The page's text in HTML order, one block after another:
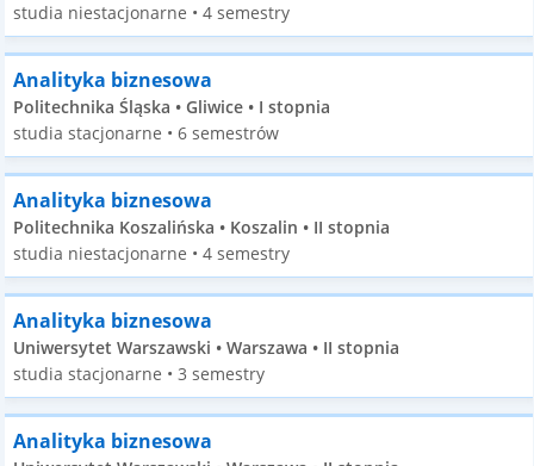
studia niestacjonarne • 4 semestry
Analityka biznesowa
Politechnika Śląska • Gliwice • I stopnia
studia stacjonarne • 6 semestrów
Analityka biznesowa
Politechnika Koszalińska • Koszalin • II stopnia
studia niestacjonarne • 4 semestry
Analityka biznesowa
Uniwersytet Warszawski • Warszawa • II stopnia
studia stacjonarne • 3 semestry
Analityka biznesowa